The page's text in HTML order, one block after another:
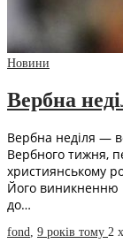
Новини
Вербна
Вербна неділя —
Вербного тижня,
християнському
Його виникненню
до…
fond, 9 років тому 2